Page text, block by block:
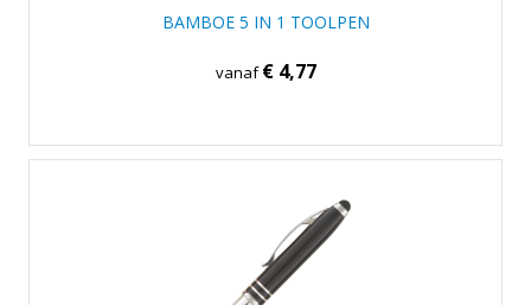
BAMBOE 5 IN 1 TOOLPEN
vanaf€ 4,77